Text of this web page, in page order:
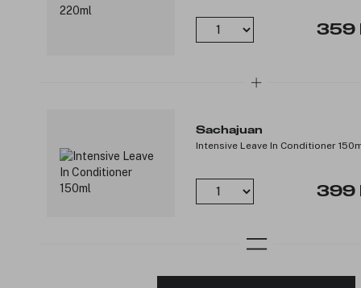
359
Sachajuan
Intensive Leave In Conditioner
399